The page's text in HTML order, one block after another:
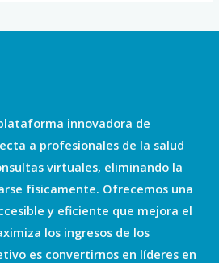
innovadora de
a profesionales de la salud
virtuales, eliminando la
físicamente. Ofrecemos una
y eficiente que mejora el
los ingresos de los
es convertirnos en líderes en